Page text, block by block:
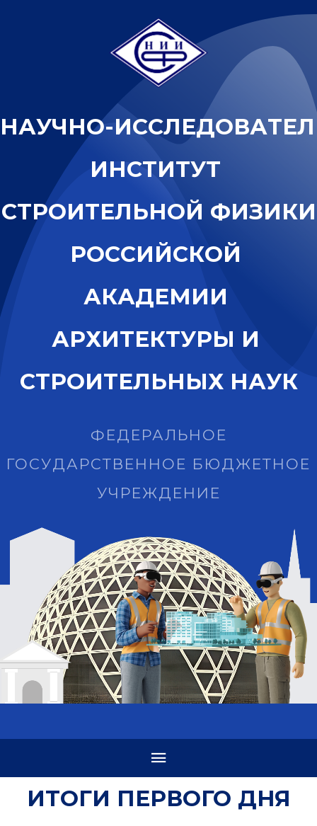
НАУЧНО-ИССЛЕДОВАТЕЛ
ИНСТИТУТ
СТРОИТЕЛЬНОЙ ФИЗИКИ
РОССИЙСКОЙ
АКАДЕМИИ
АРХИТЕКТУРЫ И
СТРОИТЕЛЬНЫХ НАУК
ФЕДЕРАЛЬНОЕ
ГОСУДАРСТВЕННОЕ БЮДЖЕТНОЕ
УЧРЕЖДЕНИЕ
ИТОГИ ПЕРВОГО ДНЯ